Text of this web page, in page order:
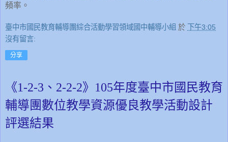
頻率。
臺中市國民教育輔導團綜合活動學習領域國中輔導小組 於
下午3:05
沒有留言:
分享
《1-2-3、2-2-2》105年度臺中市國民教育
輔導團數位教學資源優良教學活動設計
評選結果